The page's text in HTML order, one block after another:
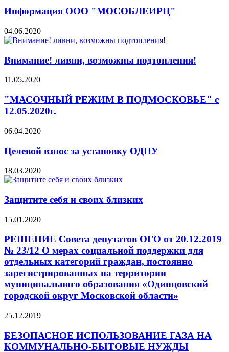
Информация ООО "МОСОБЛЕИРЦ"
04.06.2020
Внимание! ливни, возможны подтопления!
11.05.2020
"МАСОЧНЫЙ РЕЖИМ В ПОДМОСКОВЬЕ" с
12.05.2020г.
06.04.2020
Целевой взнос за установку ОДПУ
18.03.2020
Защитите себя и своих близких
15.01.2020
РЕШЕНИЕ Совета депутатов ОГО от 20.12.2019
№ 23/12 О мерах социальной поддержки для
отдельных категорий граждан, постоянно
зарегистрированных на территории
муниципального образования «Одинцовский
городской округ Московской области»
25.12.2019
БЕЗОПАСНОЕ ИСПОЛЬЗОВАНИЕ ГАЗА НА
КОММУНАЛЬНО-БЫТОВЫЕ НУЖДЫ